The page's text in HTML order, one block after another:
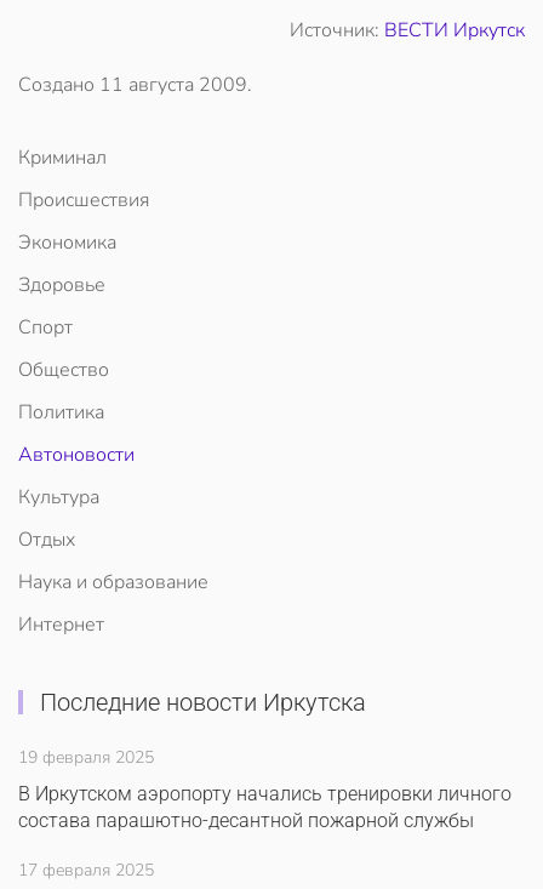
Источник: ВЕСТИ Иркутск
Создано 11 августа 2009.
Криминал
Происшествия
Экономика
Здоровье
Спорт
Общество
Политика
Автоновости
Культура
Отдых
Наука и образование
Интернет
Последние новости Иркутска
19 февраля 2025
В Иркутском аэропорту начались тренировки личного
состава парашютно-десантной пожарной службы
17 февраля 2025